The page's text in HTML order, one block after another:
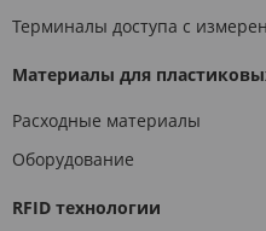
Терминалы доступа с
Материалы для
Расходные материалы
Оборудование
RFID технологии